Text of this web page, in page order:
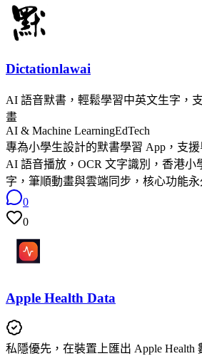
Dictationlawai
AI 語音默書，輕鬆學習中英文生字，
畫
AI & Machine LearningEdTech
專為小學生設計的默書學習 App，支
AI 語音播放，OCR 文字識別，香港小
字，筆順動畫與雲端同步，核心功能永
0
0
Apple Health Data
私隱優先，在裝置上匯出 Apple Health